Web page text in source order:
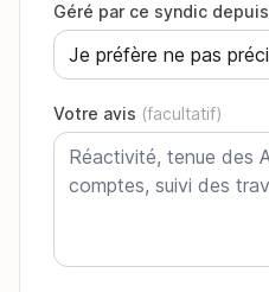
Géré par ce syndic depuis
Votre avis (facultatif)